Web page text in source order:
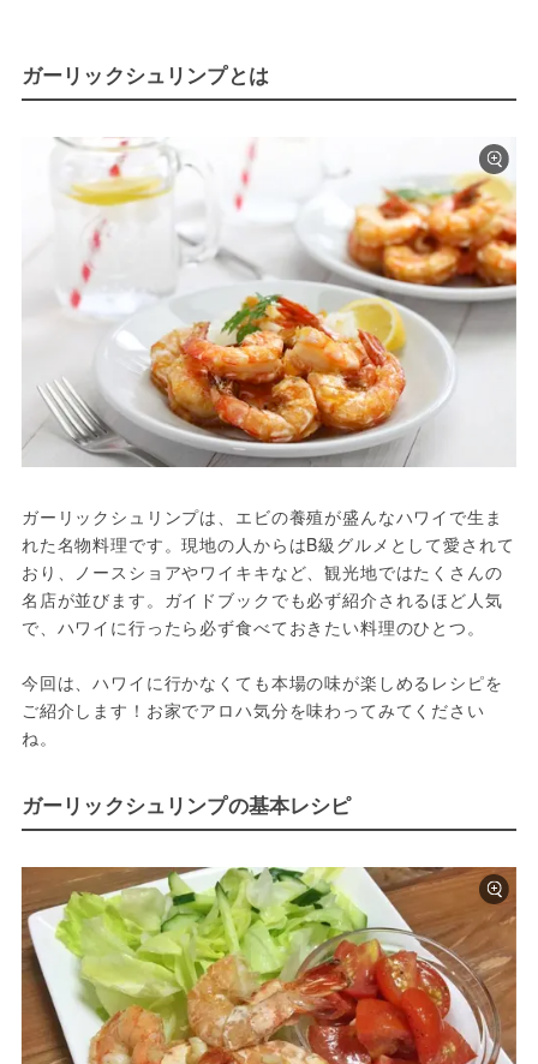
ガーリックシュリンプとは
ガーリックシュリンプは、エビの養殖が盛んなハワイで生ま
れた名物料理です。現地の人からはB級グルメとして愛されて
おり、ノースショアやワイキキなど、観光地ではたくさんの
名店が並びます。ガイドブックでも必ず紹介されるほど人気
で、ハワイに行ったら必ず食べておきたい料理のひとつ。
今回は、ハワイに行かなくても本場の味が楽しめるレシピを
ご紹介します！お家でアロハ気分を味わってみてください
ね。
ガーリックシュリンプの基本レシピ